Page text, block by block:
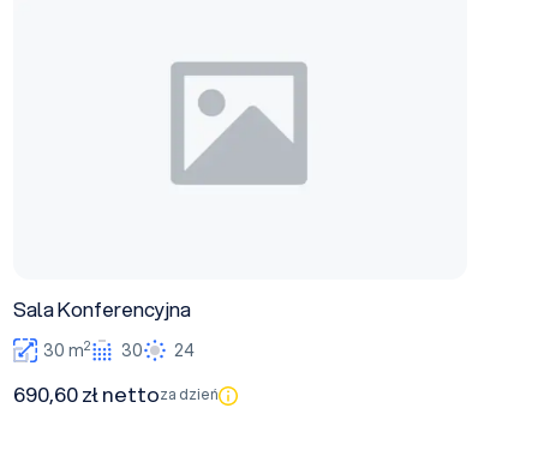
Sala Konferencyjna
30 m2 30 24
690,60 zł nettoza dzień